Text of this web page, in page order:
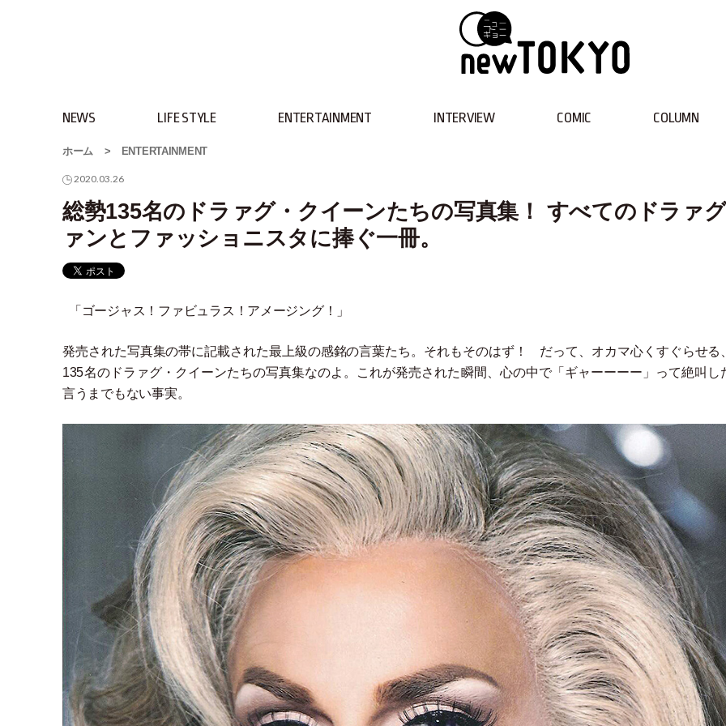
NEWS LIFE STYLE ENTERTAINMENT INTERVIEW COMIC COLUMN
ホーム > ENTERTAINMENT
2020.03.26
総勢135名のドラァグ・クイーンたちの写真集！ すべてのドラァ
ァンとファッショニスタに捧ぐ一冊。
「 ゴージャス！ファビュラス！アメージング！ 」
発売された写真集の帯に記載された最上級の感銘の言葉たち。それもそのはず！ だって、オカマ心くすぐらせる
135名のドラァグ・ クイーンたちの写真集なのよ。これが発売された瞬間、心の中で「 ギャーーーー 」
って絶叫し
言うまでもない事実。